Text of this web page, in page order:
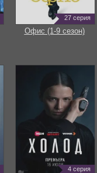
27 серия
Офис (1-9 сезон)
4 серия